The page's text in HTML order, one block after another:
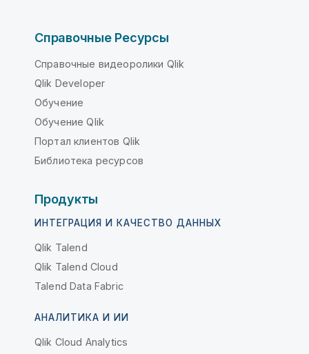
Справочные Ресурсы
Справочные видеоролики Qlik
Qlik Developer
Обучение
Обучение Qlik
Портал клиентов Qlik
Библиотека ресурсов
Продукты
ИНТЕГРАЦИЯ И КАЧЕСТВО ДАННЫХ
Qlik Talend
Qlik Talend Cloud
Talend Data Fabric
АНАЛИТИКА И ИИ
Qlik Cloud Analytics